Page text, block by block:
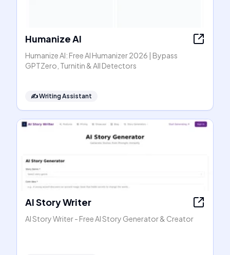
Humanize AI
Humanize AI: Free AI Humanizer 2026 | Bypass
GPTZero, Turnitin & All Detectors
✍️Writing Assistant
AI Story Writer
AI Story Writer - Free AI Story Generator & Creator